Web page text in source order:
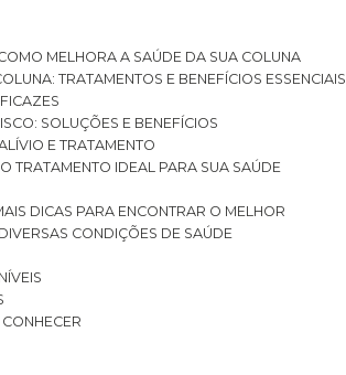
COMO MELHORA A SAÚDE DA SUA COLUNA
TRATAMENTOS E BENEFÍCIOS ESSENCIAIS
SOLUÇÕES E BENEFÍCIOS
E TRATAMENTO
TRATAMENTO IDEAL PARA SUA SAÚDE
DICAS PARA ENCONTRAR O MELHOR
CONDIÇÕES DE SAÚDE